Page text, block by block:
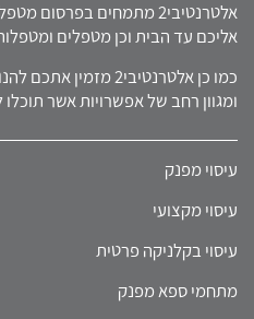
אלטרנטיבי2 מתמחים
אליכם עד הבית וכן מטפלים
כמו כן אלטרנטיבי2
ומגוון רחב של אפשרויות אשר
עיסוי מפנק
עיסוי מקצועי
עיסוי בקלניקה פרטית
מתחמי ספא מפנק